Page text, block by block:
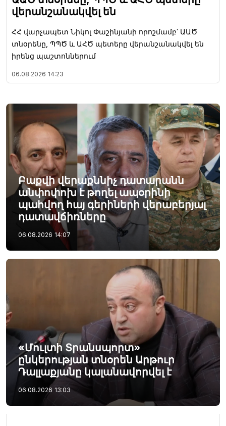
վերանշանակվել են
ՀՀ վարչապետ Նիկոլ Փաշինյանի որոշմամբ՝ ԱԱԾ
տնօրենը, ՊՊԾ և ԱՀԾ պետերը վերանշանակվել են
իրենց պաշտոններում
06.08.2026 14:23
Բաքվի վերաքննիչ դատարանն
անփոփոխ է թողել ապօրինի
պահվող հայ գերիների վերաբերյալ
դատավճիռները
06.08.2026 14:07
«Մուլտի Տրանսպորտ»
ընկերության տնօրեն Արթուր
Դալլաքյանը կալանավորվել է
06.08.2026 13:03